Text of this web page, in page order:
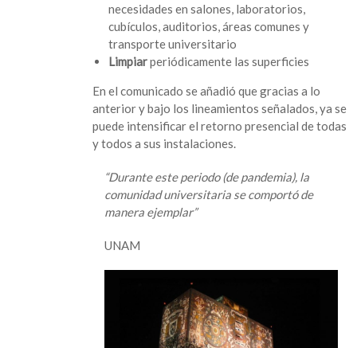
necesidades en salones, laboratorios,
cubículos, auditorios, áreas comunes y
transporte universitario
Limpiarperiódicamente las superficies
En el comunicado se añadió que gracias a lo
anterior y bajo los lineamientos señalados, ya se
puede intensificar el retorno presencial de todas
y todos a sus instalaciones.
“Durante este periodo (de pandemia), la
comunidad universitaria se comportó de
manera ejemplar”
UNAM